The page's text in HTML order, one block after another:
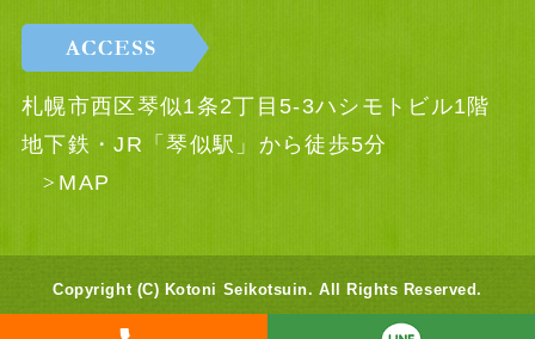
札幌市西区琴似1条2丁目5-3ハシモトビル1階
地下鉄・JR「琴似駅」から徒歩5分
MAP
Copyright (C) Kotoni Seikotsuin. All Rights Reserved.